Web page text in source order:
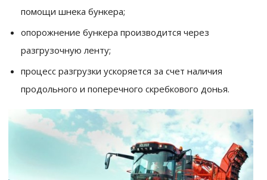
помощи шнека бункера;
опорожнение бункера производится через
разгрузочную ленту;
процесс разгрузки ускоряется за счет наличия
продольного и поперечного скребкового донья.